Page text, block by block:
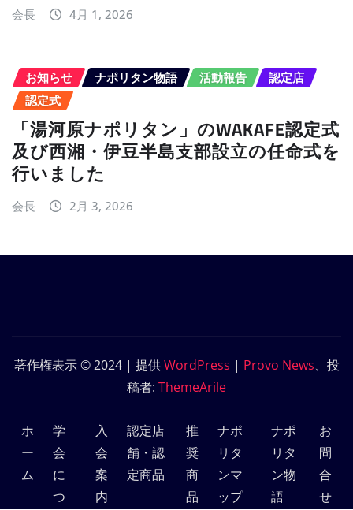
会長 4月 1, 2026
お知らせ ナポリタン物語 活動報告
認定店
認定式
「湯河原ナポリタン」のWAKAFE認定式
及び西湘・伊豆半島支部設立の任命式を
行いました
会長 2月 3, 2026
著作権表示 © 2024 | 提供WordPress | Provo News、投
稿者: ThemeArile
ホ
ー
ム
学
会
に
つ
入
会
案
内
認定店
舗・認
定商品
推
奨
商
品
ナポ
リタ
ンマ
ップ
ナポ
リタ
ン物
語
お
問
合
せ